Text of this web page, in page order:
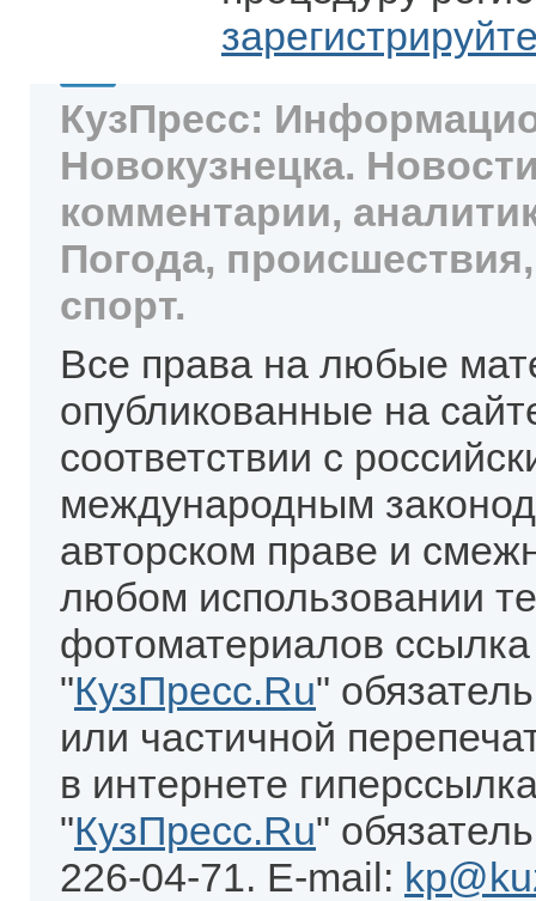
КузПресс:
Новокузнецка.
комментарии,
Погода,
спорт.
Все права на любые
опубликованные на
соответствии с
международным
авторском праве и
любом использовании
фотоматериалов
"КузПресс.Ru"
или частичной
в интернете
"КузПресс.Ru"
226-04-71. E-mail: